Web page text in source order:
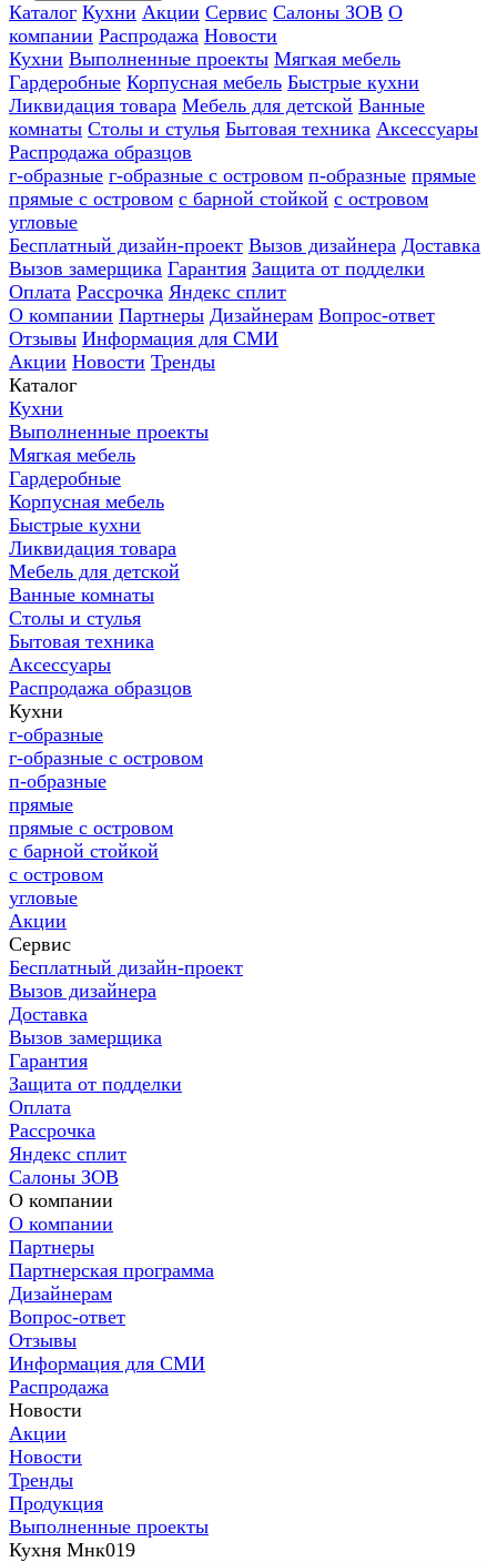
Каталог Кухни Акции Сервис Салоны ЗОВ О
компании Распродажа Новости
Кухни Выполненные проекты Мягкая мебель
Гардеробные Корпусная мебель Быстрые кухни
Ликвидация товара Мебель для детской Ванные
комнаты Столы и стулья Бытовая техника Аксессуары
Распродажа образцов
г-образные г-образные с островом п-образные прямые
прямые с островом с барной стойкой с островом
угловые
Бесплатный дизайн-проект Вызов дизайнера Доставка
Вызов замерщика Гарантия Защита от подделки
Оплата Рассрочка Яндекс сплит
О компании Партнеры Дизайнерам Вопрос-ответ
Отзывы Информация для СМИ
Акции Новости Тренды
Каталог
Кухни
Выполненные проекты
Мягкая мебель
Гардеробные
Корпусная мебель
Быстрые кухни
Ликвидация товара
Мебель для детской
Ванные комнаты
Столы и стулья
Бытовая техника
Аксессуары
Распродажа образцов
Кухни
г-образные
г-образные с островом
п-образные
прямые
прямые с островом
с барной стойкой
с островом
угловые
Акции
Сервис
Бесплатный дизайн-проект
Вызов дизайнера
Доставка
Вызов замерщика
Гарантия
Защита от подделки
Оплата
Рассрочка
Яндекс сплит
Салоны ЗОВ
О компании
О компании
Партнеры
Партнерская программа
Дизайнерам
Вопрос-ответ
Отзывы
Информация для СМИ
Распродажа
Новости
Акции
Новости
Тренды
Продукция
Выполненные проекты
Кухня Мнк019